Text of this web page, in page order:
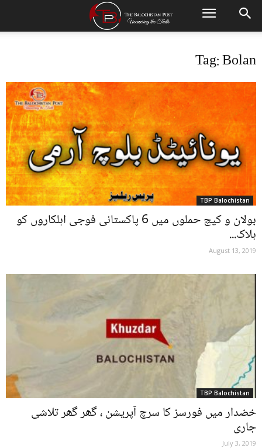
Tag: Bolan
TBP Balochistan
بولان و کیچ حملوں میں 6 پاکستانی فوجی اہلکاروں کو
ہلاک...
August 13, 2019
TBP Balochistan
خضدار میں فورسز کا سرچ آپریشن ، گھر گھر تلاشی
جاری
July 3, 2019